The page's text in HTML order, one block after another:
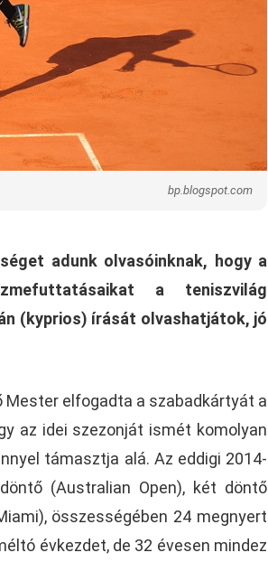
bp.blogspot.com
adunk olvasóinknak, hogy a
a teniszvilág
(kyprios) írását olvashatjátok, jó
elfogadta a szabadkártyát a
az idei szezonját ismét komolyan
támasztja alá. Az eddigi 2014-
(Australian Open), két döntő
összességében 24 megnyert
évkezdet, de 32 évesen mindez